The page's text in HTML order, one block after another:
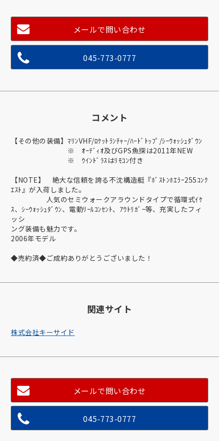
メールで問い合わせ
045-773-0777
コメント
【その他の装備】ﾏﾘﾝVHF/ﾛｹｯﾄﾗﾝﾁｬｰ/ﾊｰﾄﾞﾄｯﾌﾟ/ｼｰｳｫｯｼｭﾀﾞｳﾝ
※ ｵｰﾃﾞｨｵ及びGPS魚探は2011年NEW
※ ｳｲﾝﾄﾞﾗｽはﾘﾓｺﾝ付き
【NOTE】 絶大な信頼を誇る不沈構造艇『ﾎﾞｽﾄﾝﾎｴﾗｰ255ｺﾝｸ
ｴｽﾄ』が入荷しました。
人気のセミウォークアラウンドタイプで循環式ｲｹ
ｽ、ｼｰｳｫｯｼｭﾀﾞｳﾝ、電動ﾘｰﾙｺﾝｾﾝﾄ、ｱｳﾄﾘｶﾞｰ等、充実したフィ
ッシ
ング装備も魅力です。
2006年モデル
◆売約済◆ご成約ありがとうございました！
関連サイト
株式会社キーサイド
メールで問い合わせ
045-773-0777